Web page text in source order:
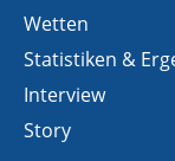
Wetten
Statistiken &
Interview
Story